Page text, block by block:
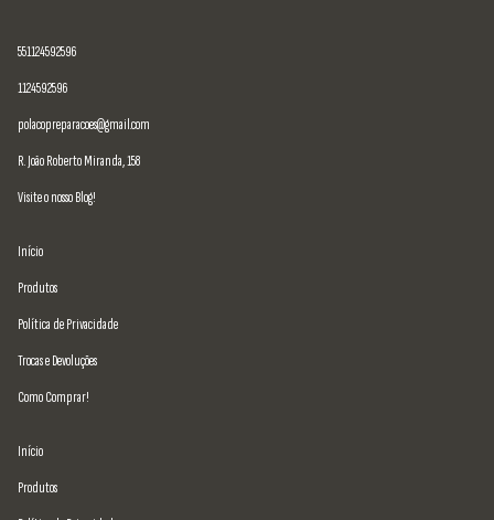
551124592596
1124592596
polacopreparacoes@gmail.com
R. João Roberto Miranda, 158
Visite o nosso Blog!
Início
Produtos
Política de Privacidade
Trocas e Devoluções
Como Comprar!
Início
Produtos